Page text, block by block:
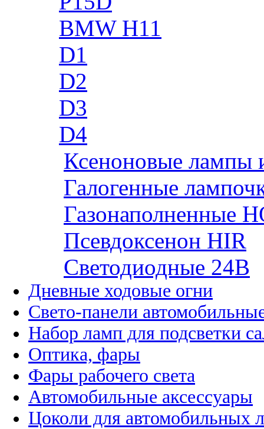
BMW H11
D1
D2
D3
D4
Ксеноновые лампы
Галогенные
Газонаполненные
Псевдоксенон HIR
Cветодиодные 24B
Дневные ходовые огни
Свето-панели
Набор ламп для подсветки
Оптика, фары
Фары рабочего света
Автомобильные аксессуары
Цоколи для автомобильных